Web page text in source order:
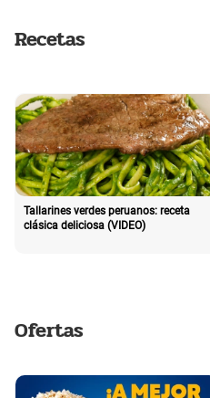
Recetas
Tallarines verdes peruanos: receta
clásica deliciosa (VIDEO)
Ofertas